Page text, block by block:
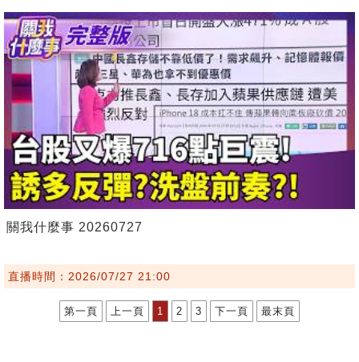
關我什麼事 20260727
直播時間：2026/07/27 21:00
第一頁 上一頁 1 2 3 下一頁 最末頁